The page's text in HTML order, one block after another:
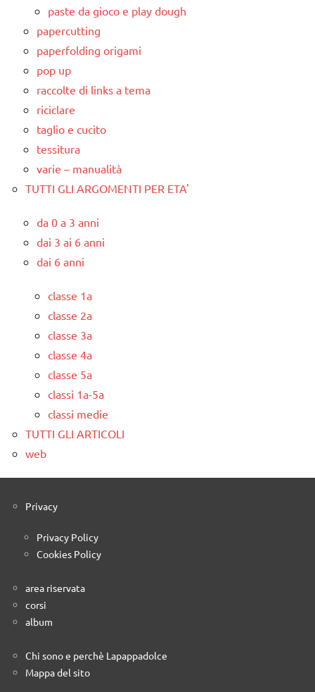
paste da gioco e play dough
papercutting
paperfolding origami
pop up
raccolte di links a tema
riciclare
taglio e cucito
tessitura
varie – manualità
TUTTI GLI ARGOMENTI PER ETA'
da 0 a 3 anni
dai 3 ai 6 anni
dai 6 anni
classe 1a
classe 2a
classe 3a
classe 4a
classe 5a
classi 1a-5a
classi medie
TUTTI GLI ARTICOLI
web
Privacy
Privacy Policy
Cookies Policy
area riservata
corsi
album
Chi sono e perchè Lapappadolce
Mappa del sito